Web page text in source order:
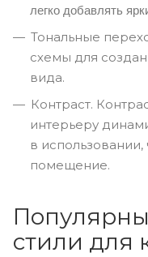
легко добавлять
Тональные
схемы для
вида.
Контраст.
интерьеру
в
помещение.
стили для